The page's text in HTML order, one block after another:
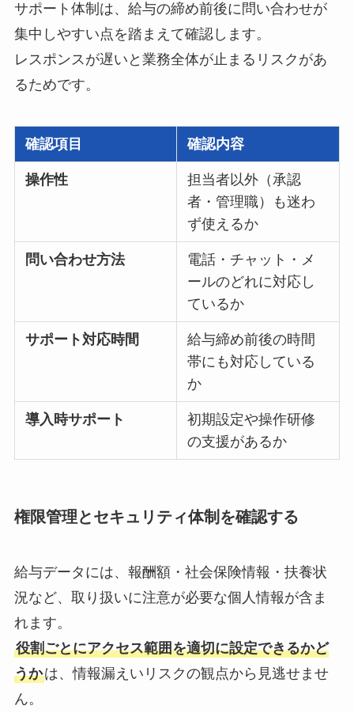
サポート体制は、給与の締め前後に問い合わせが
集中しやすい点を踏まえて確認します。
レスポンスが遅いと業務全体が止まるリスクがあ
るためです。
確認項目 確認内容
操作性
担当者以外（承認
者・管理職）も迷わ
ず使えるか
問い合わせ方法
電話・チャット・メ
ールのどれに対応し
ているか
サポート対応時間
給与締め前後の時間
帯にも対応している
か
導入時サポート
初期設定や操作研修
の支援があるか
権限管理とセキュリティ体制を確認する
給与データには、報酬額・社会保険情報・扶養状
況など、取り扱いに注意が必要な個人情報が含ま
れます。
役割ごとにアクセス範囲を適切に設定できるかど
うかは、情報漏えいリスクの観点から見逃せませ
ん。